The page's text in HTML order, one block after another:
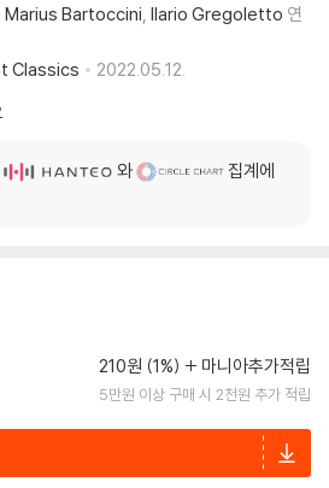
Marius Bartoccini Ilario Gregoletto 연
Classics
2022.05.12.
와
집계에
210원 (1%) 마니아추가적립
5만원 이상 구매 시 2천원 추가 적립